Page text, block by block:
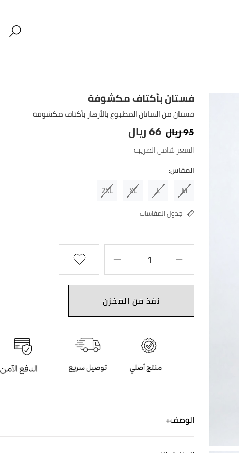
فستان بأكتاف مكشوفة
فستان من الساتان المطبوع بالأزهار بأكتاف مكشوفة
ريال95 ريال 66
السعر شامل الضريبة
المقاس:
M
L
XL
2XL
جدول المقاسات
نفذ من المخزن
الوصف